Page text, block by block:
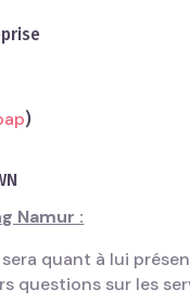
)
Namur :
quant à lui
questions sur les